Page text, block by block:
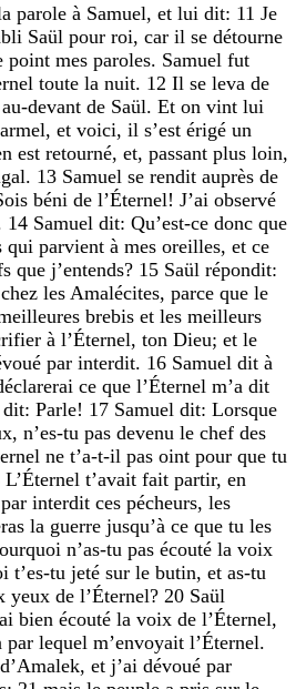
parole à Samuel, et lui dit: 11 Je
Saül pour roi, car il se détourne
point mes paroles. Samuel fut
toute la nuit. 12 Il se leva de
au-devant de Saül. Et on vint lui
, et voici, il s’est érigé un
est retourné, et, passant plus loin,
. 13 Samuel se rendit auprès de
béni de l’Éternel! J’ai observé
14 Samuel dit: Qu’est-ce donc que
qui parvient à mes oreilles, et ce
que j’entends? 15 Saül répondit:
chez les Amalécites, parce que le
brebis et les meilleurs
à l’Éternel, ton Dieu; et le
par interdit. 16 Samuel dit à
ce que l’Éternel m’a dit
dit: Parle! 17 Samuel dit: Lorsque
, n’es-tu pas devenu le chef des
ne t’a-t-il pas oint pour que tu
L’Éternel t’avait fait partir, en
par interdit ces pécheurs, les
la guerre jusqu’à ce que tu les
n’as-tu pas écouté la voix
t’es-tu jeté sur le butin, et as-tu
yeux de l’Éternel? 20 Saül
bien écouté la voix de l’Éternel,
par lequel m’envoyait l’Éternel.
d’Amalek, et j’ai dévoué par